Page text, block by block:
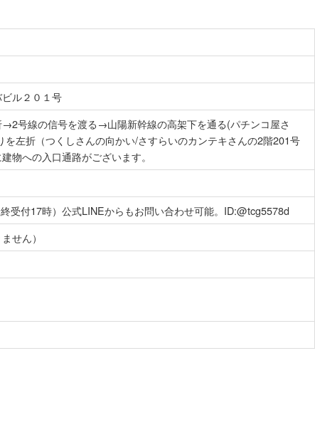
ル２０１号
→2号線の信号を渡る→山陽新幹線の高架下を通る(パチンコ屋さ
左折（つくしさんの向かい/さすらいのカンテキさんの2階201号
物への入口通路がございます。
受付17時）公式LINEからもお問い合わせ可能。ID:@tcg5578d
せん）